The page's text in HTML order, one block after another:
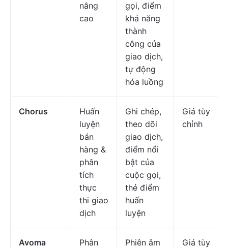
nâng
cao
gọi, điểm
khả năng
thành
công của
giao dịch,
tự động
hóa luồng
Chorus
Huấn
luyện
bán
hàng &
phân
tích
thực
thi giao
dịch
Ghi chép,
theo dõi
giao dịch,
điểm nổi
bật của
cuộc gọi,
thẻ điểm
huấn
luyện
Giá tùy
chỉnh
Avoma
Phân
Phiên âm
Giá tùy